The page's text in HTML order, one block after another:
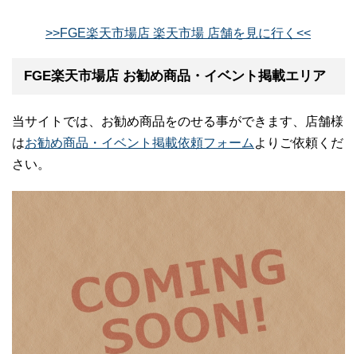
>>FGE楽天市場店 楽天市場 店舗を見に行く<<
FGE楽天市場店 お勧め商品・イベント掲載エリア
当サイトでは、お勧め商品をのせる事ができます、店舗様
はお勧め商品・イベント掲載依頼フォーム よりご依頼くだ
さい。